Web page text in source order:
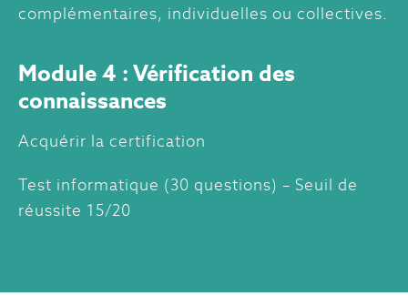
complémentaires, individuelles ou collectives.
Module 4 : Vérification des
connaissances
Acquérir la certification
Test informatique (30 questions) – Seuil de
réussite 15/20